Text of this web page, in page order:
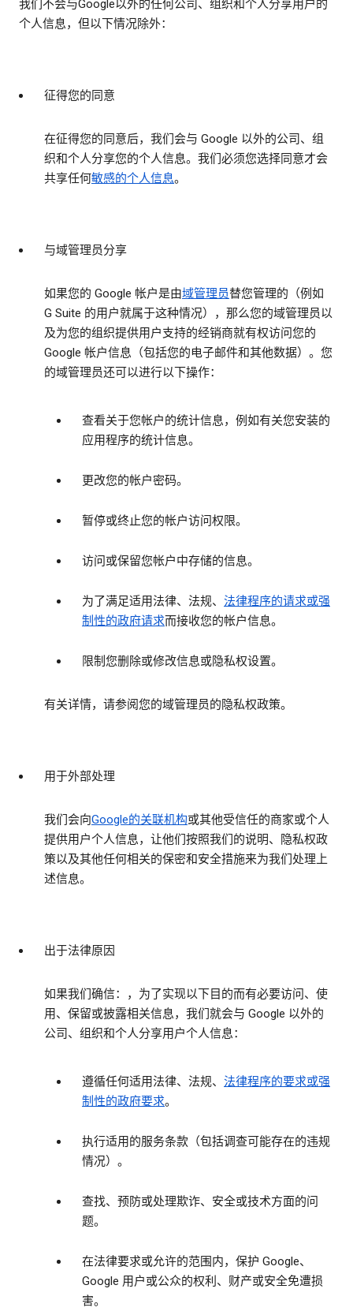
我们不会与Google以外的任何公司、组织和个人分享用户的
个人信息，但以下情况除外：
征得您的同意
在征得您的同意后，我们会与 Google 以外的公司、组
织和个人分享您的个人信息。我们必须您选择同意才会
共享任何敏感的个人信息。
与域管理员分享
如果您的 Google 帐户是由域管理员替您管理的（例如
G Suite 的用户就属于这种情况），那么您的域管理员以
及为您的组织提供用户支持的经销商就有权访问您的
Google 帐户信息（包括您的电子邮件和其他数据）。您
的域管理员还可以进行以下操作：
查看关于您帐户的统计信息，例如有关您安装的
应用程序的统计信息。
更改您的帐户密码。
暂停或终止您的帐户访问权限。
访问或保留您帐户中存储的信息。
为了满足适用法律、法规、 法律程序的请求或强
制性的政府请求而接收您的帐户信息。
限制您删除或修改信息或隐私权设置。
有关详情，请参阅您的域管理员的隐私权政策。
用于外部处理
我们会向Google的关联机构或其他受信任的商家或个人
提供用户个人信息，让他们按照我们的说明、隐私权政
策以及其他任何相关的保密和安全措施来为我们处理上
述信息。
出于法律原因
如果我们确信：，为了实现以下目的而有必要访问、使
用、保留或披露相关信息，我们就会与 Google 以外的
公司、组织和个人分享用户个人信息：
遵循任何适用法律、法规、 法律程序的要求或强
制性的政府要求。
执行适用的服务条款（包括调查可能存在的违规
情况）。
查找、预防或处理欺诈、安全或技术方面的问
题。
在法律要求或允许的范围内，保护 Google、
Google 用户或公众的权利、财产或安全免遭损
害。